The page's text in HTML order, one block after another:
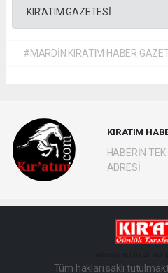
KIR'ATIM GAZETESİ
#MARDİN KIRATIM HABER
KIRATIM
HABERİN TEK
ADRESİ
Tüm hakları saklı